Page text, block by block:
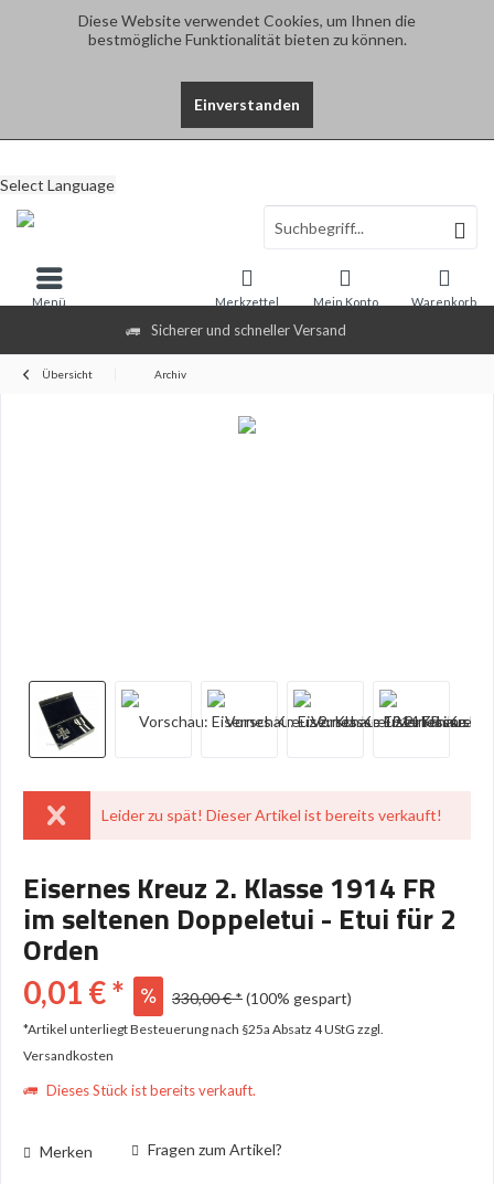
Diese Website verwendet Cookies, um Ihnen die
bestmögliche Funktionalität bieten zu können.
Einverstanden
Sicherer und schneller Versand
Select Language
Warenkorb
Merkzettel Mein Konto
Menü
Übersicht Archiv
Leider zu spät! Dieser Artikel ist bereits verkauft!
Eisernes Kreuz 2. Klasse 1914 FR
im seltenen Doppeletui - Etui für 2
Orden
0,01 € * 330,00 € *(100% gespart)
*Artikel unterliegt Besteuerung nach §25a Absatz 4 UStG zzgl.
Versandkosten
Dieses Stück ist bereits verkauft.
Merken Fragen zum Artikel?